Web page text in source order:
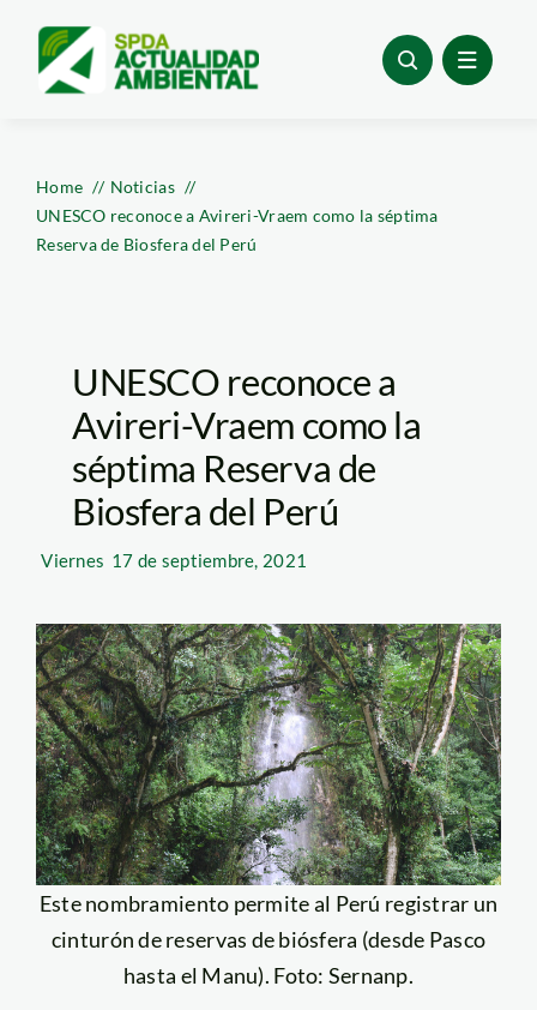
content
Home
Noticias
UNESCO reconoce a Avireri-Vraem como la séptima
Reserva de Biosfera del Perú
UNESCO reconoce a
Avireri-Vraem como la
séptima Reserva de
Biosfera del Perú
Viernes 17 de septiembre, 2021
Este nombramiento permite al Perú registrar un
cinturón de reservas de biósfera (desde Pasco
hasta el Manu). Foto: Sernanp.